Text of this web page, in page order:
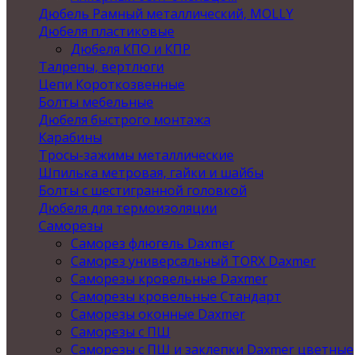
Дюбель Рамный металлический, MOLLY
Дюбеля пластиковые
Дюбеля КПО и КПР
Талрепы, вертлюги
Цепи Короткозвенные
Болты мебельные
Дюбеля быстрого монтажа
Карабины
Тросы-зажимы металлические
Шпилька метровая, гайки и шайбы
Болты с шестигранной головкой
Дюбеля для термоизоляции
Саморезы
Саморез флюгель Daxmer
Саморез универсальный TORX Daxmer
Саморезы кровельные Daxmer
Саморезы кровельные Стандарт
Саморезы оконные Daxmer
Саморезы с ПШ
Саморезы с ПШ и заклепки Daxmer цветные